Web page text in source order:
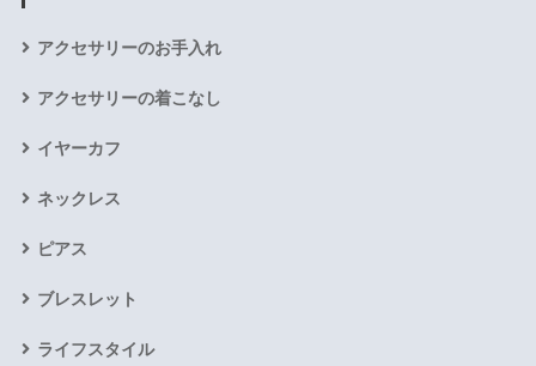
アクセサリーのお手入れ
アクセサリーの着こなし
イヤーカフ
ネックレス
ピアス
ブレスレット
ライフスタイル